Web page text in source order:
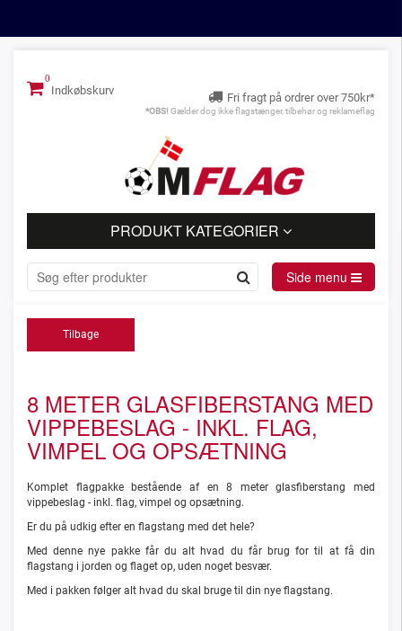
Indkøbskurv
Fri fragt på ordrer over 750kr*
*OBS! Gælder dog ikke flagstænger, tilbehør og reklameflag
PRODUKT KATEGORIER
Side menu
Tilbage
8 METER GLASFIBERSTANG MED
VIPPEBESLAG - INKL. FLAG,
VIMPEL OG OPSÆTNING
Komplet flagpakke bestående af en 8 meter glasfiberstang med
vippebeslag - inkl. flag, vimpel og opsætning.
Er du på udkig efter en flagstang med det hele?
Med denne nye pakke får du alt hvad du får brug for til at få din
flagstang i jorden og flaget op, uden noget besvær.
Med i pakken følger alt hvad du skal bruge til din nye flagstang.